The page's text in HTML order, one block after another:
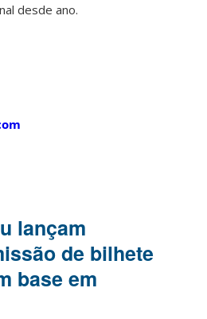
desde ano.
lançam
de bilhete
base em